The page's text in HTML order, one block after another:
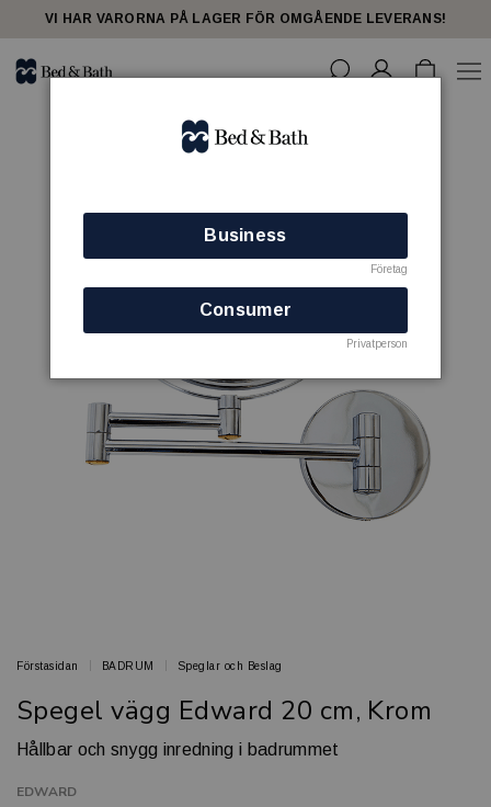
VI HAR VARORNA PÅ LAGER FÖR OMGÅENDE LEVERANS!
Förstasidan BADRUM Speglar och Beslag
Spegel vägg Edward 20 cm, Krom
Hållbar och snygg inredning i badrummet
EDWARD
Business
Företag
Consumer
Privatperson